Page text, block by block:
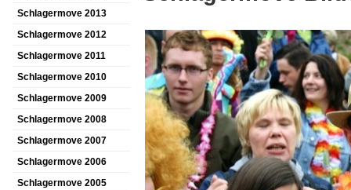
Schlagermove 2013
Schlagermove 2012
Schlagermove 2011
Schlagermove 2010
Schlagermove 2009
Schlagermove 2008
Schlagermove 2007
Schlagermove 2006
Schlagermove 2005